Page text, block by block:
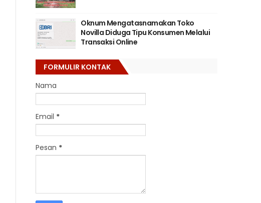
Oknum Mengatasnamakan Toko
Novilla Diduga Tipu Konsumen Melalui
Transaksi Online
FORMULIR KONTAK
Nama
Email *
Pesan *